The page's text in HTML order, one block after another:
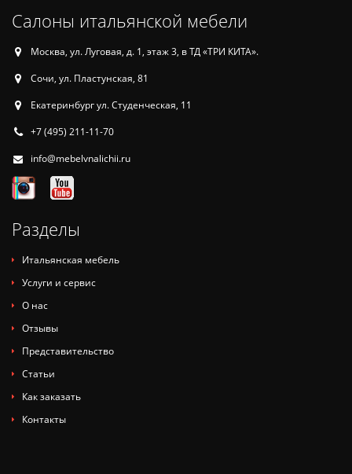
Салоны итальянской мебели
Москва, ул. Луговая, д. 1, этаж 3, в ТД «ТРИ КИТА».
Сочи, ул. Пластунская, 81
Екатеринбург ул. Студенческая, 11
+7 (495) 211-11-70
info@mebelvnalichii.ru
Разделы
Итальянская мебель
Услуги и сервис
О нас
Отзывы
Представительство
Статьи
Как заказать
Контакты